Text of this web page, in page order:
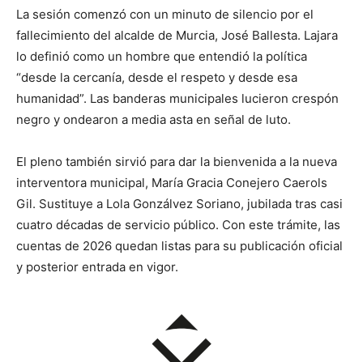
La sesión comenzó con un minuto de silencio por el
fallecimiento del alcalde de Murcia, José Ballesta. Lajara
lo definió como un hombre que entendió la política
“desde la cercanía, desde el respeto y desde esa
humanidad”. Las banderas municipales lucieron crespón
negro y ondearon a media asta en señal de luto.
El pleno también sirvió para dar la bienvenida a la nueva
interventora municipal, María Gracia Conejero Caerols
Gil. Sustituye a Lola Gonzálvez Soriano, jubilada tras casi
cuatro décadas de servicio público. Con este trámite, las
cuentas de 2026 quedan listas para su publicación oficial
y posterior entrada en vigor.